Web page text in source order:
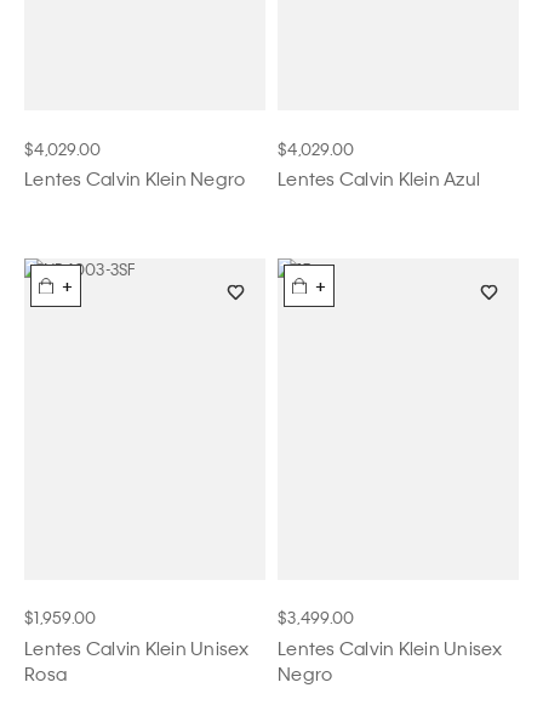
$4,029.00
Lentes Calvin Klein Negro
$4,029.00
Lentes Calvin Klein Azul
+
$1,959.00
Lentes Calvin Klein Unisex
Rosa
+
$3,499.00
Lentes Calvin Klein Unisex
Negro